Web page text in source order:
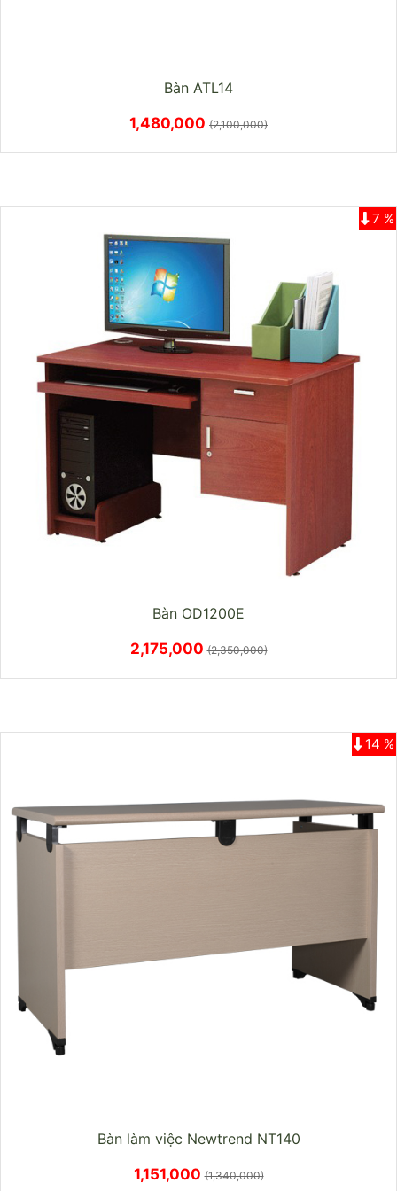
Bàn ATL14
1,480,000 (2,100,000)
Bàn OD1200E
7 %
2,175,000(2,350,000)
Bàn làm việc Newtrend NT140
14 %
1,151,000(1,340,000)